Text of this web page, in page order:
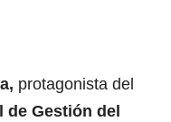
protagonista del
de Gestión del